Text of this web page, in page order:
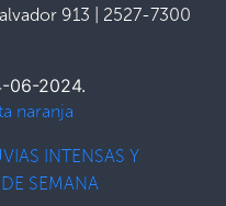
913 | 2527-7300
06-2024.
naranja
INTENSAS Y
SEMANA